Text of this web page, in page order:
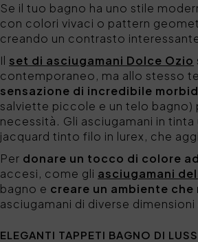
Se il tuo bagno ha uno stile
con colori vivaci o pattern
creando un contrasto
Il set di asciugamani Dolce Ozio
contemporaneo, ma allo stesso
sensazione di incredibile
salviette piccole e un telo
necessità. Gli asciugamani in
jacquard tinto filo in lurex, che
Per donare un tocco di colore
accesi, come gli asciugamani
bagno e creare un ambiente
asciugamani di diverse
ELEGANTI TAPPETI BAGNO DI